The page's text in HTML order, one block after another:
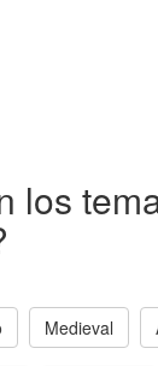
los
Medieval